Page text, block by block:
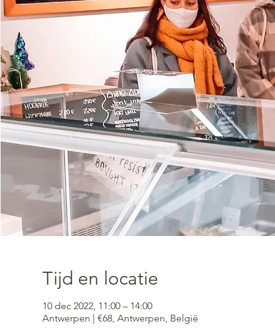
Tijd en locatie
10 dec 2022, 11:00 – 14:00
Antwerpen | €68, Antwerpen, België